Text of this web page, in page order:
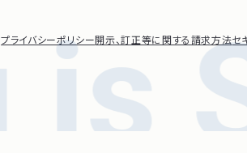
プライバシーポリシー開示、訂正等に関する請求方法セ